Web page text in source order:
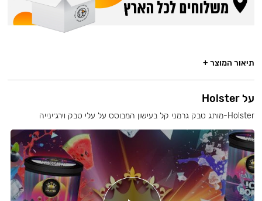
תיאור המוצר +
על Holster
Holster-מותג טבק גרמני קל בעישון המבוסס על עלי טבק וירג׳ינייה